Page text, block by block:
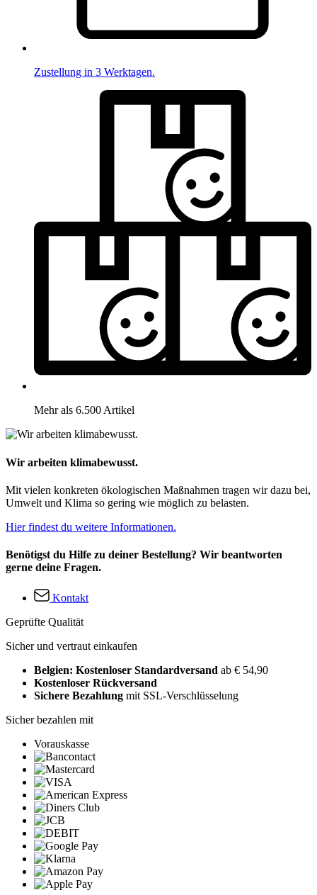
Zustellung in 3 Werktagen.
Mehr als 6.500 Artikel
Wir arbeiten klimabewusst.
Mit vielen konkreten ökologischen Maßnahmen tragen wir dazu bei,
Umwelt und Klima so gering wie möglich zu belasten.
Hier findest du weitere Informationen.
Benötigst du Hilfe zu deiner Bestellung? Wir beantworten
gerne deine Fragen.
Kontakt
Geprüfte Qualität
Sicher und vertraut einkaufen
Belgien: Kostenloser Standardversand ab € 54,90
Kostenloser Rückversand
Sichere Bezahlung mit SSL-Verschlüsselung
Sicher bezahlen mit
Vorauskasse